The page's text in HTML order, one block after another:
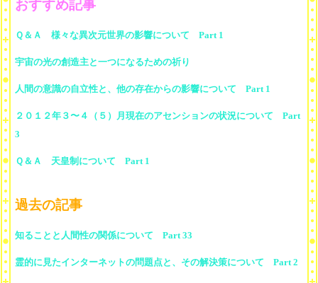
おすすめ記事
Ｑ＆Ａ 様々な異次元世界の影響について Part 1
宇宙の光の創造主と一つになるための祈り
人間の意識の自立性と、他の存在からの影響について Part 1
２０１２年３〜４（５）月現在のアセンションの状況について Part
3
Ｑ＆Ａ 天皇制について Part 1
過去の記事
知ることと人間性の関係について Part 33
霊的に見たインターネットの問題点と、その解決策について Part 2